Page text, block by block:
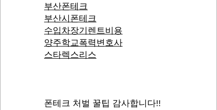
부산폰테크
부산시폰테크
수입차장기렌트비용
양주학교폭력변호사
스타렉스리스
폰테크 처벌 꿀팁 감사합니다!!